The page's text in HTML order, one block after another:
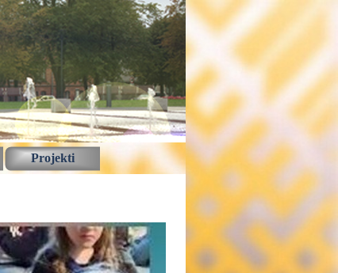
▼
Projekti ▼